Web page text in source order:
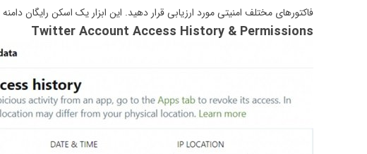
فاکتورهای مختلف امنیتی مورد ارزیابی قرار دهید. این ابزار یک اسکن رایگان
Twitter Account Access History & Permissions